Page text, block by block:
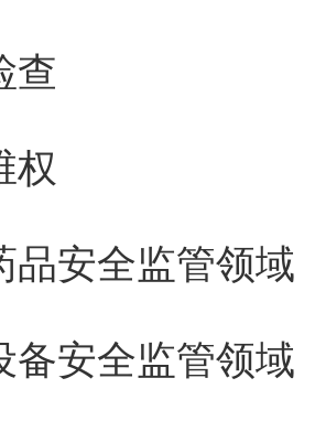
查
权
品安全监管领域
备安全监管领域